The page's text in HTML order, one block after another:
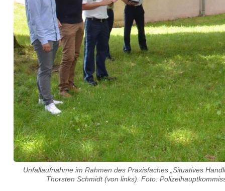
s
d
e
m
L
a
n
d
t
Unfallaufnahme im Rahmen des Praxisfaches „Situatives
Thorsten Schmidt (von links). Foto: